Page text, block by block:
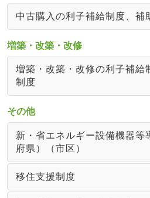
中古購入の利子補給制度、補
増築・改築・改修
増築・改築・改修の利子補給
制度
その他
新・省エネルギー設備機器等
府県）（市区）
移住支援制度